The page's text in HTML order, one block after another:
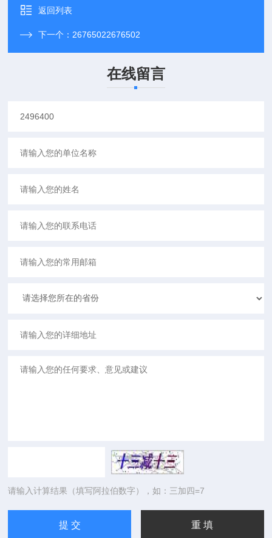
返回列表
下一个： 26765022676502
在线留言
请输入计算结果（填写阿拉伯数字），如：三加四=7